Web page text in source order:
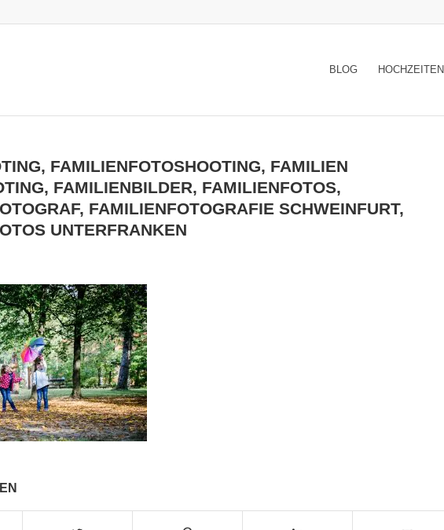
BLOG HOCHZEITEN
FAMILIENFOTOSHOOTING, FAMILIEN
FAMILIENBILDER, FAMILIENFOTOS,
FAMILIENFOTOGRAFIE SCHWEINFURT,
UNTERFRANKEN